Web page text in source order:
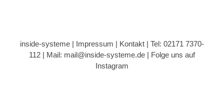
inside-systeme | Impressum | Kontakt | Tel: 02171 7370-
112 | Mail: mail@inside-systeme.de | Folge uns auf
Instagram